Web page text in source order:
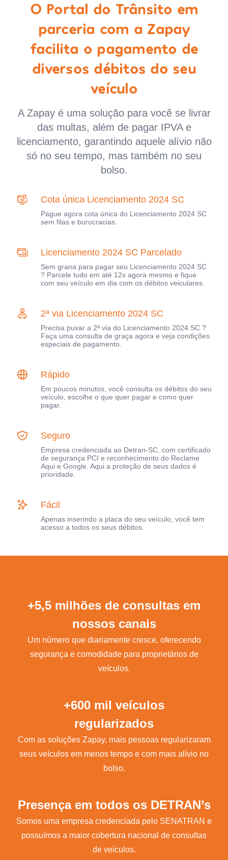
O Portal do Trânsito em
parceria com a Zapay
facilita o pagamento de
diversos débitos do seu
veículo
A Zapay é uma solução para você se livrar
das multas, além de pagar IPVA e
licenciamento, garantindo aquele alívio não
só no seu tempo, mas também no seu
bolso.
Cota única Licenciamento 2024 SC
Pague agora cota única do Licenciamento 2024 SC
sem filas e burocracias.
Licenciamento 2024 SC Parcelado
Sem grana para pagar seu Licenciamento 2024 SC
? Parcele tudo em até 12x agora mesmo e fique
com seu veículo em dia com os débitos veiculares.
2ª via Licenciamento 2024 SC
Precisa puxar a 2ª via do Licenciamento 2024 SC ?
Faça uma consulta de graça agora e veja condições
especiais de pagamento.
Rápido
Em poucos minutos, você consulta os débitos do seu
veículo, escolhe o que quer pagar e como quer
pagar.
Seguro
Empresa credenciada ao Detran-SC, com certificado
de segurança PCI e reconhecimento do Reclame
Aqui e Google. Aqui a proteção de seus dados é
prioridade.
Fácil
Apenas inserindo a placa do seu veículo, você tem
acesso a todos os seus débitos.
+5,5 milhões de consultas em
nossos canais
Um número que diariamente cresce, oferecendo
segurança e comodidade para proprietários de
veículos.
+600 mil veículos
regularizados
Com as soluções Zapay, mais pessoas regularizaram
seus veículos em menos tempo e com mais alívio no
bolso.
Presença em todos os DETRAN’s
Somos uma empresa credenciada pelo SENATRAN e
possuímos a maior cobertura nacional de consultas
de veículos.